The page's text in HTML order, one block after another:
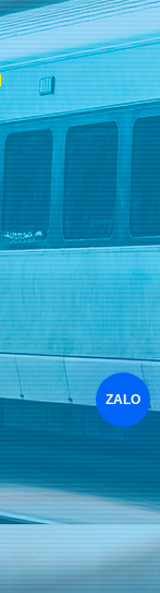
ZALO